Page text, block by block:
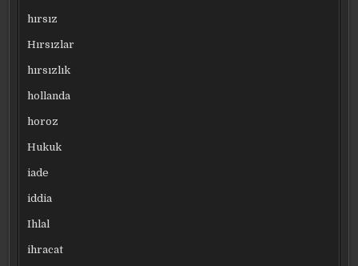
hırsız
Hırsızlar
hırsızlık
hollanda
horoz
Hukuk
iade
iddia
Ihlal
ihracat